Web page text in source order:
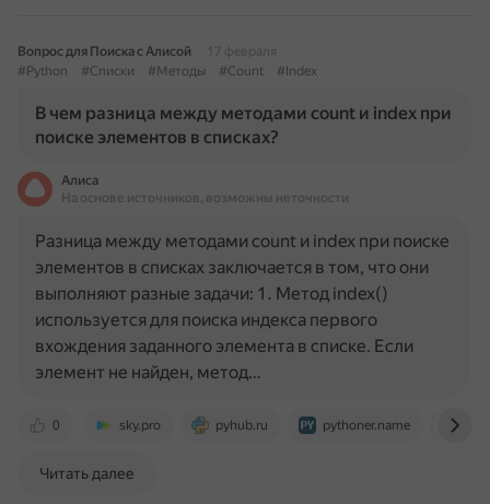
Вопрос для Поиска с Алисой
17 февраля
#Python
#Списки #Методы #Count #Index
В чем разница между методами count и index при
поиске элементов в списках?
Алиса
На основе источников, возможны неточности
0 sky.pro pyhub.ru pythoner.name
Разница между методами count и index при поиске
элементов в списках заключается в том, что они
выполняют разные задачи: 1. Метод index()
используется для поиска индекса первого
вхождения заданного элемента в списке. Если
элемент не найден, метод…
Читать далее